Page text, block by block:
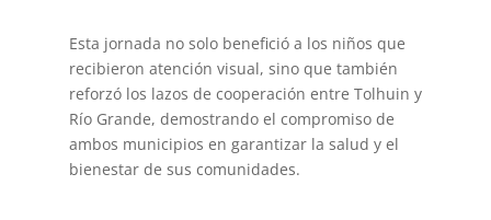
Esta jornada no solo benefició a los niños que
recibieron atención visual, sino que también
reforzó los lazos de cooperación entre Tolhuin y
Río Grande, demostrando el compromiso de
ambos municipios en garantizar la salud y el
bienestar de sus comunidades.